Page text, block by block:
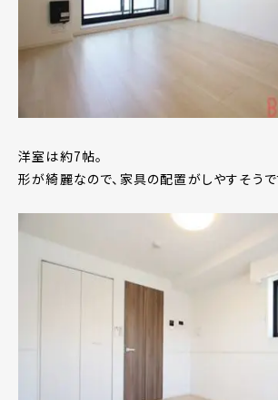
洋室は約7帖。
形が綺麗なので、家具の配置がしやすそうで